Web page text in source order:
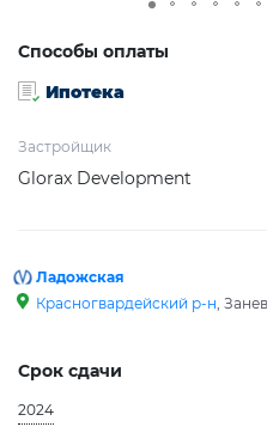
Способы оплаты
Ипотека
Застройщик
Glorax Development
Ладожская
Красногвардейский р-н,
Срок сдачи
2024